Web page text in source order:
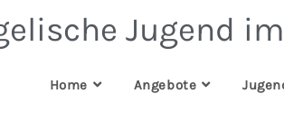
Jugend
Home Angebote